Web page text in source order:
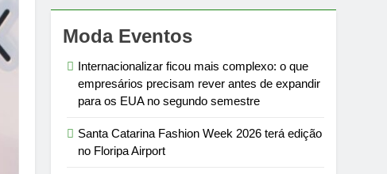
Moda Eventos
Internacionalizar ficou mais complexo: o que
empresários precisam rever antes de expandir
para os EUA no segundo semestre
Santa Catarina Fashion Week 2026 terá edição
no Floripa Airport